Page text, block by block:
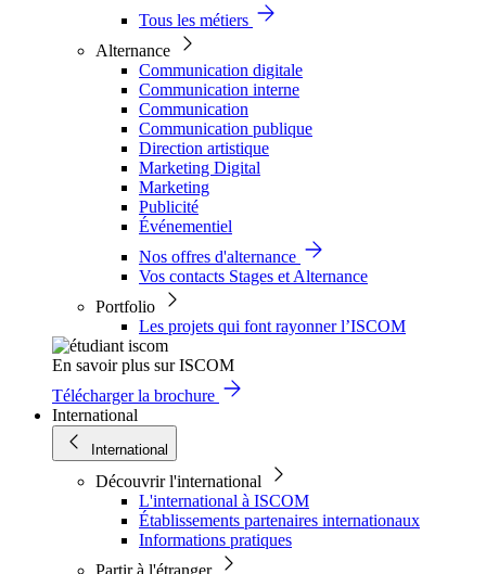
Tous les métiers
Alternance
Communication digitale
Communication interne
Communication
Communication publique
Direction artistique
Marketing Digital
Marketing
Publicité
Événementiel
Nos offres d'alternance
Vos contacts Stages et Alternance
Portfolio
Les projets qui font rayonner l’ISCOM
En savoir plus sur ISCOM
Télécharger la brochure
International
International
Découvrir l'international
L'international à ISCOM
Établissements partenaires internationaux
Informations pratiques
Partir à l'étranger